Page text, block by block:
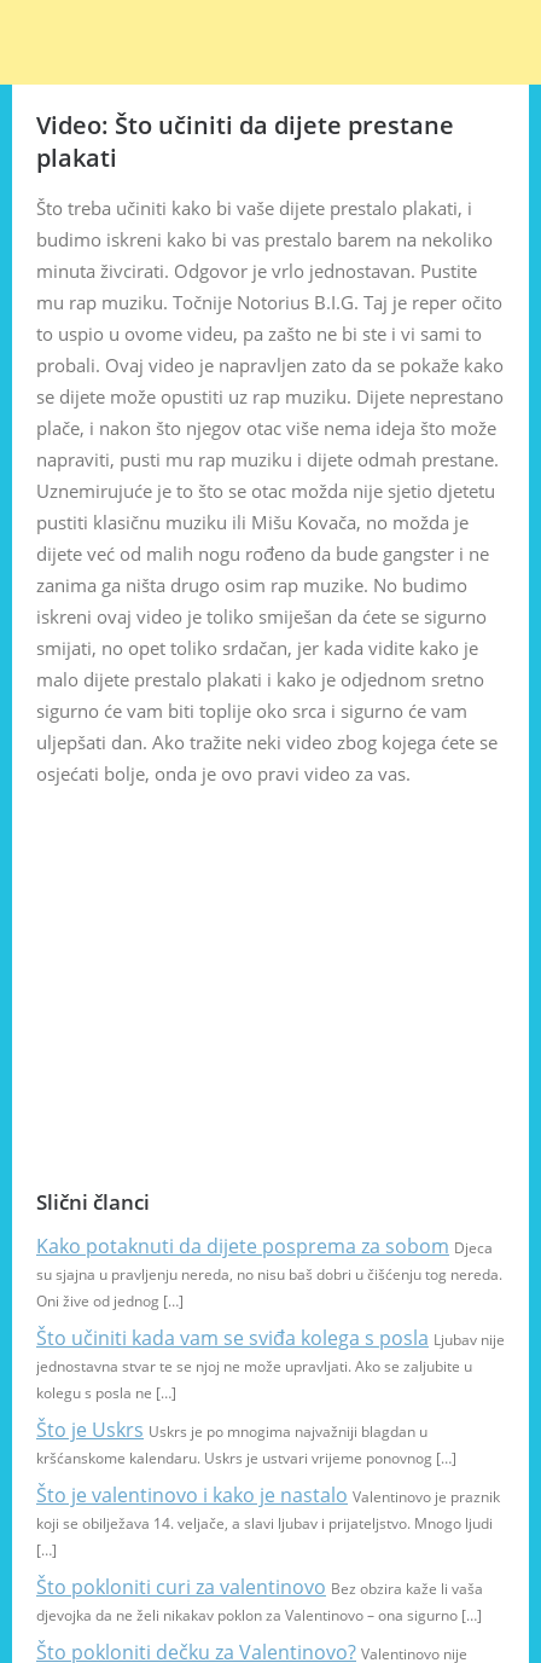
Video: Što učiniti da dijete prestane
plakati
Što treba učiniti kako bi vaše dijete prestalo plakati, i
budimo iskreni kako bi vas prestalo barem na nekoliko
minuta živcirati. Odgovor je vrlo jednostavan. Pustite
mu rap muziku. Točnije Notorius B.I.G. Taj je reper očito
to uspio u ovome videu, pa zašto ne bi ste i vi sami to
probali. Ovaj video je napravljen zato da se pokaže kako
se dijete može opustiti uz rap muziku. Dijete neprestano
plače, i nakon što njegov otac više nema ideja što može
napraviti, pusti mu rap muziku i dijete odmah prestane.
Uznemirujuće je to što se otac možda nije sjetio djetetu
pustiti klasičnu muziku ili Mišu Kovača, no možda je
dijete već od malih nogu rođeno da bude gangster i ne
zanima ga ništa drugo osim rap muzike. No budimo
iskreni ovaj video je toliko smiješan da ćete se sigurno
smijati, no opet toliko srdačan, jer kada vidite kako je
malo dijete prestalo plakati i kako je odjednom sretno
sigurno će vam biti toplije oko srca i sigurno će vam
uljepšati dan. Ako tražite neki video zbog kojega ćete se
osjećati bolje, onda je ovo pravi video za vas.
Slični članci
Kako potaknuti da dijete posprema za sobom Djeca
su sjajna u pravljenju nereda, no nisu baš dobri u čišćenju tog nereda.
Oni žive od jednog […]
Što učiniti kada vam se sviđa kolega s posla Ljubav nije
jednostavna stvar te se njoj ne može upravljati. Ako se zaljubite u
kolegu s posla ne […]
Što je Uskrs Uskrs je po mnogima najvažniji blagdan u
kršćanskome kalendaru. Uskrs je ustvari vrijeme ponovnog […]
Što je valentinovo i kako je nastalo Valentinovo je praznik
koji se obilježava 14. veljače, a slavi ljubav i prijateljstvo. Mnogo ljudi
[…]
Što pokloniti curi za valentinovo Bez obzira kaže li vaša
djevojka da ne želi nikakav poklon za Valentinovo – ona sigurno […]
Što pokloniti dečku za Valentinovo? Valentinovo nije